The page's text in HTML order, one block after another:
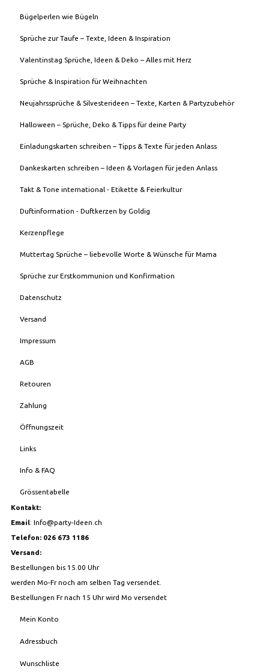
Bügelperlen wie Bügeln
Sprüche zur Taufe – Texte, Ideen & Inspiration
Valentinstag Sprüche, Ideen & Deko – Alles mit Herz
Sprüche & Inspiration für Weihnachten
Neujahrssprüche & Silvesterideen – Texte, Karten & Partyzubehör
Halloween – Sprüche, Deko & Tipps für deine Party
Einladungskarten schreiben – Tipps & Texte für jeden Anlass
Dankeskarten schreiben – Ideen & Vorlagen für jeden Anlass
Takt & Tone international - Etikette & Feierkultur
Duftinformation - Duftkerzen by Goldig
Kerzenpflege
Muttertag Sprüche – liebevolle Worte & Wünsche für Mama
Sprüche zur Erstkommunion und Konfirmation
Datenschutz
Versand
Impressum
AGB
Retouren
Zahlung
Öffnungszeit
Links
Info & FAQ
Grössentabelle
Kontakt:
Email: Info@party-Ideen.ch
Telefon: 026 673 1186
Versand:
Bestellungen bis 15.00 Uhr
werden Mo-Fr noch am selben Tag versendet.
Bestellungen Fr nach 15 Uhr wird Mo versendet
Mein Konto
Adressbuch
Wunschliste